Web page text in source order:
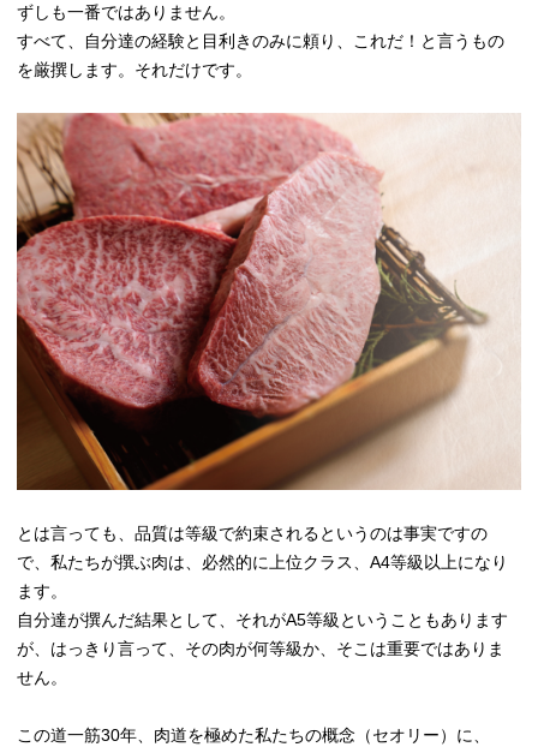
ずしも一番ではありません。
すべて、自分達の経験と目利きのみに頼り、これだ！と言うもの
を厳撰します。それだけです。
とは言っても、品質は等級で約束されるというのは事実ですの
で、私たちが撰ぶ肉は、必然的に上位クラス、A4等級以上になり
ます。
自分達が撰んだ結果として、それがA5等級ということもあります
が、はっきり言って、その肉が何等級か、そこは重要ではありま
せん。
この道一筋30年、肉道を極めた私たちの概念（セオリー）に、